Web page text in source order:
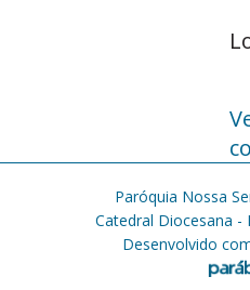
Paróquia Nossa
Catedral Diocesana -
Desenvolvido